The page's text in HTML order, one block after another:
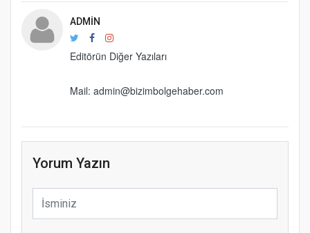
ADMIN
Editörün Diğer Yazıları
Mail: admin@bizimbolgehaber.com
Yorum Yazın